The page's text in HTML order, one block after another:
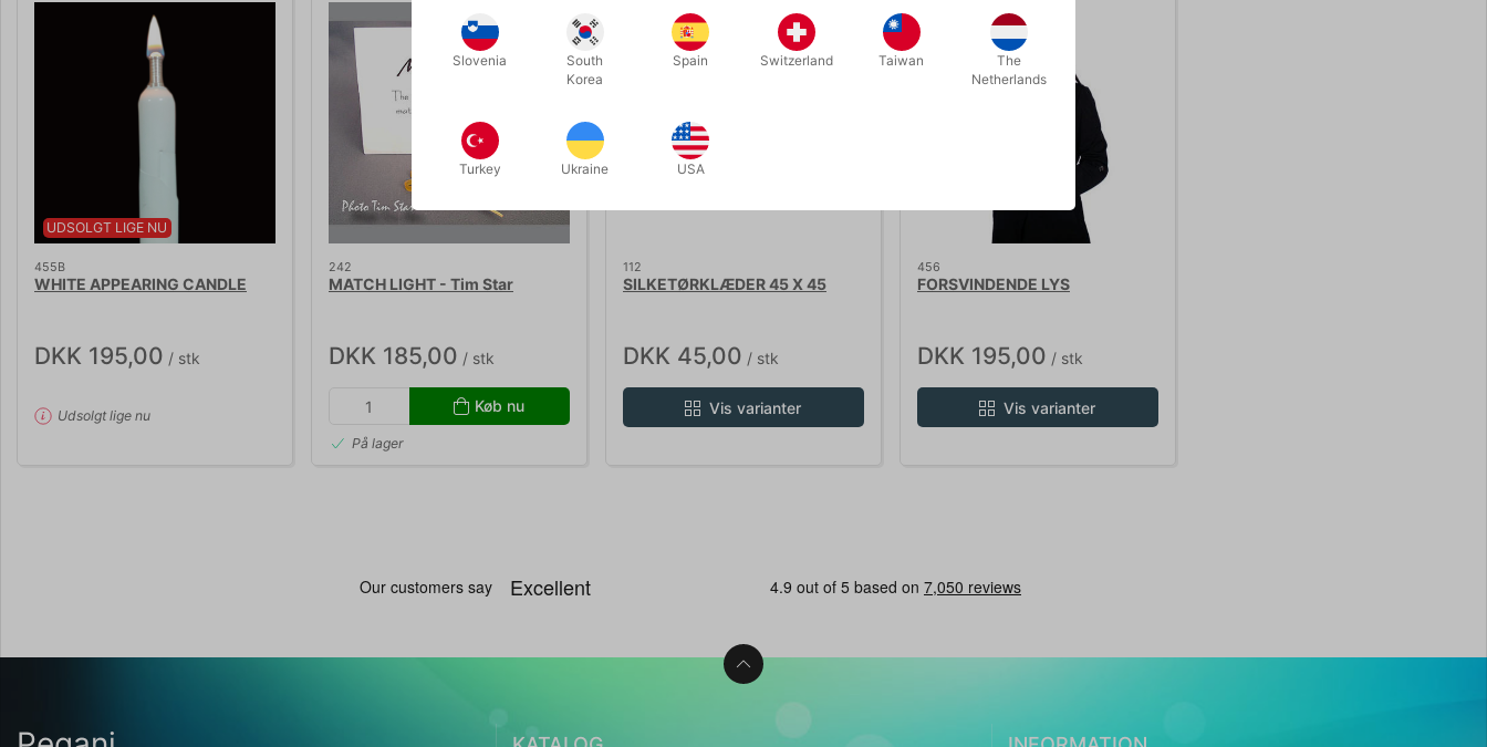
UDSOLGT LIGE NU
455B
WHITE APPEARING CANDLE
DKK 195,00 / stk
Udsolgt lige nu
242
MATCH LIGHT - Tim Star
DKK 185,00 / stk
Køb nu
På lager
112
SILKETØRKLÆDER 45 X 45
DKK 45,00 / stk
Vis varianter
456
FORSVINDENDE LYS
DKK 195,00 / stk
Vis varianter
Slovenia
South
Korea
Spain Switzerland Taiwan
The
Netherlands
Turkey Ukraine USA